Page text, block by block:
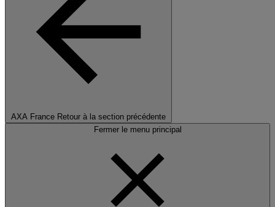
AXA France Retour à la section précédente
Fermer le menu principal